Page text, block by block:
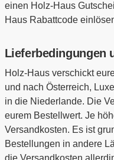
einen Holz-Haus
Haus Rabattcode
Lieferbedingungen
Holz-Haus verschickt
und nach Österreich,
in die Niederlande. Die
eurem Bestellwert. Je
Versandkosten. Es ist
Bestellungen in andere